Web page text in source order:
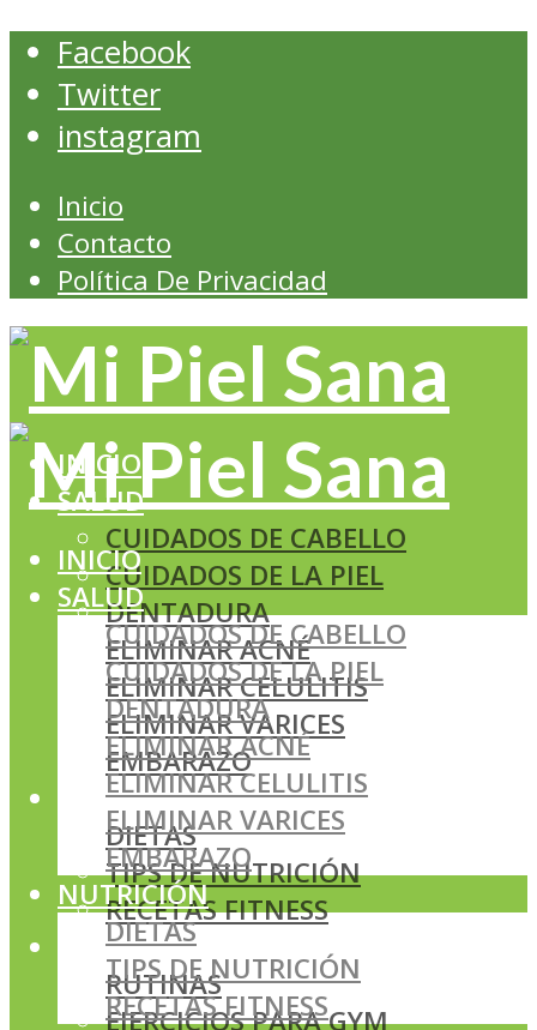
Facebook
Twitter
instagram
Inicio
Contacto
Política De Privacidad
INICIO
SALUD
CUIDADOS DE CABELLO
CUIDADOS DE LA PIEL
DENTADURA
ELIMINAR ACNÉ
ELIMINAR CELULITIS
ELIMINAR VARICES
EMBARAZO
NUTRICIÓN
DIETAS
TIPS DE NUTRICIÓN
RECETAS FITNESS
GYM
RUTINAS
EJERCICIOS PARA GYM
INICIO
SALUD
CUIDADOS DE CABELLO
CUIDADOS DE LA PIEL
DENTADURA
ELIMINAR ACNÉ
ELIMINAR CELULITIS
ELIMINAR VARICES
EMBARAZO
NUTRICIÓN
DIETAS
TIPS DE NUTRICIÓN
RECETAS FITNESS